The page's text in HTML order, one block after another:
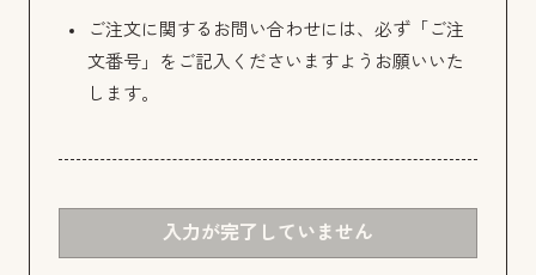
ご注文に関するお問い合わせには、必ず「ご注
文番号」をご記入くださいますようお願いいた
します。
入力が完了していません